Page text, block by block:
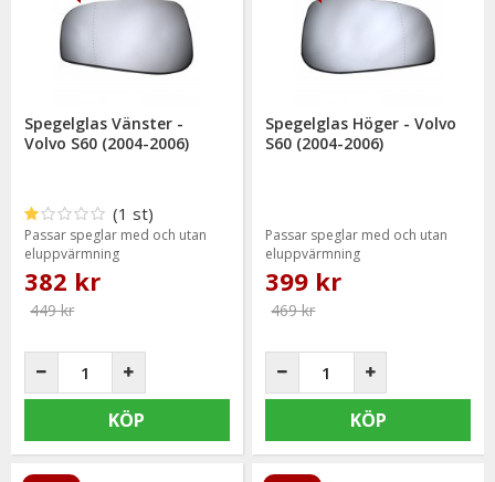
Spegelglas Vänster -
Volvo S60 (2004-2006)
(1 st)
Passar speglar med och utan
eluppvärmning
382 kr
449 kr
KÖP
Spegelglas Höger - Volvo
S60 (2004-2006)
Passar speglar med och utan
eluppvärmning
399 kr
469 kr
KÖP